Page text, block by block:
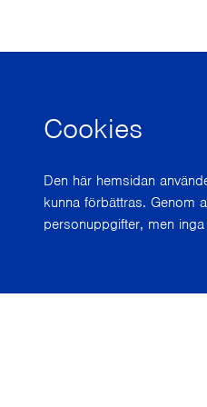
Cookies
Den här hemsidan
kunna förbättras. Genom
personuppgifter, men